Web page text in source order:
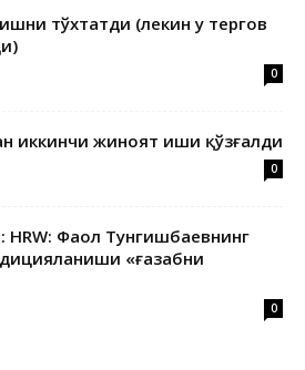
тўхтатди (лекин у тергов
0
иккинчи жиноят иши қўзғалди
0
HRW: Фаол Тунгишбаевнинг
«ғазабни
0